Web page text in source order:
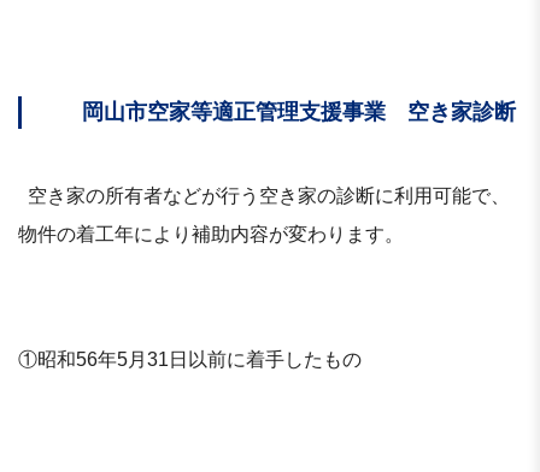
岡山市空家等適正管理支援事業 空き家診断
空き家の所有者などが行う空き家の診断に利用可能で、
物件の着工年により補助内容が変わります。
①昭和56年5月31日以前に着手したもの